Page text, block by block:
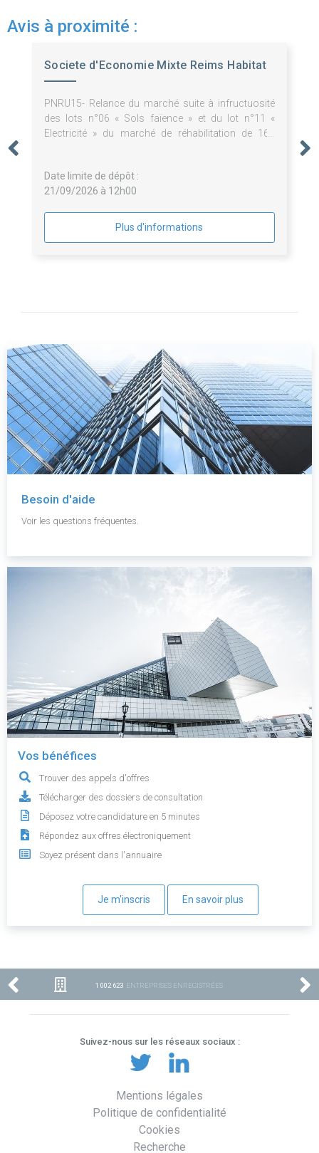
Avis à proximité :
Societe d'Economie Mixte Reims Habitat
PNRU15- Relance du marché suite à infructuosité
des lots n°06 « Sols faïence » et du lot n°11 «
Electricité » du marché de réhabilitation de 167
Date limite de dépôt :
21/09/2026 à 12h00
Plus d'informations
Besoin d'aide
Voir les questions fréquentes.
Vos bénéfices
Trouver des appels d'offres
Télécharger des dossiers de consultation
Déposez votre candidature en 5 minutes
Répondez aux offres électroniquement
Soyez présent dans l'annuaire
Je m'inscris En savoir plus
1 002 623 ENTREPRISES ENREGISTRÉES
Suivez-nous sur les réseaux sociaux :
Mentions légales
Politique de confidentialité
Cookies
Recherche